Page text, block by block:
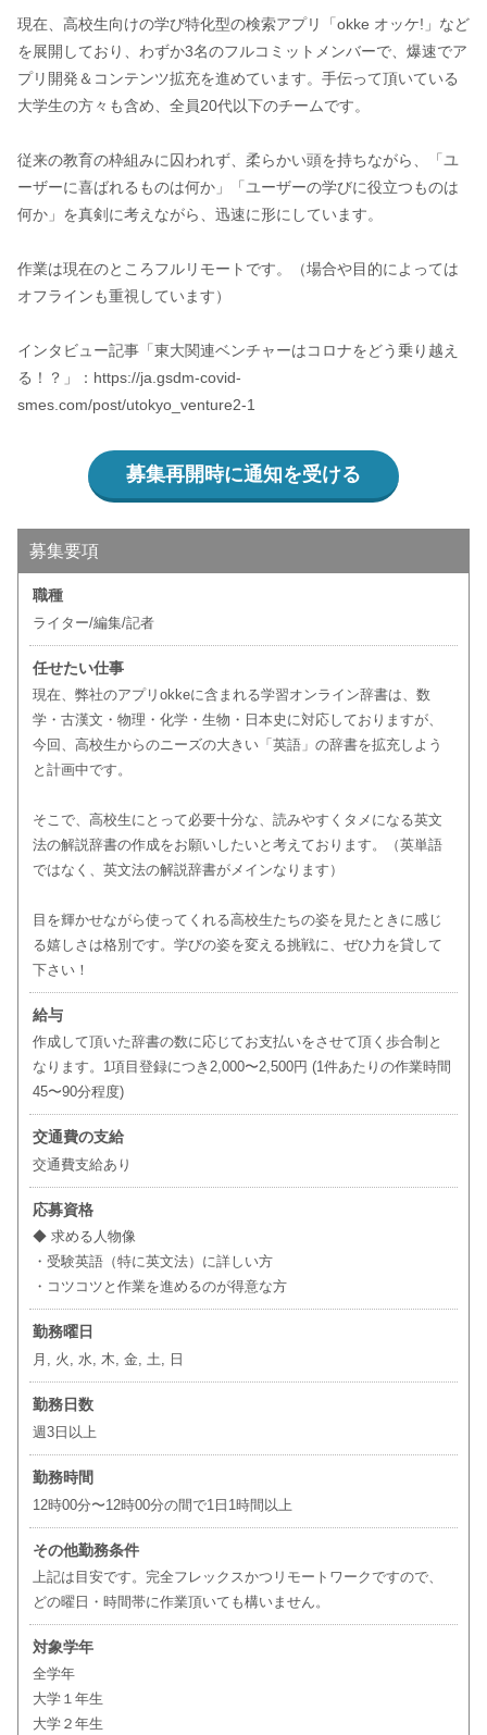
現在、高校生向けの学び特化型の検索アプリ「okke オッケ!」など
を展開しており、わずか3名のフルコミットメンバーで、爆速でア
プリ開発＆コンテンツ拡充を進めています。手伝って頂いている
大学生の方々も含め、全員20代以下のチームです。
従来の教育の枠組みに囚われず、柔らかい頭を持ちながら、「ユ
ーザーに喜ばれるものは何か」「ユーザーの学びに役立つものは
何か」を真剣に考えながら、迅速に形にしています。
作業は現在のところフルリモートです。（場合や目的によっては
オフラインも重視しています）
インタビュー記事「東大関連ベンチャーはコロナをどう乗り越え
る！？」：https://ja.gsdm-covid-
smes.com/post/utokyo_venture2-1
募集再開時に通知を受ける
募集要項
職種
ライター/編集/記者
任せたい仕事
現在、弊社のアプリokkeに含まれる学習オンライン辞書は、数
学・古漢文・物理・化学・生物・日本史に対応しておりますが、
今回、高校生からのニーズの大きい「英語」の辞書を拡充しよう
と計画中です。
そこで、高校生にとって必要十分な、読みやすくタメになる英文
法の解説辞書の作成をお願いしたいと考えております。（英単語
ではなく、英文法の解説辞書がメインなります）
目を輝かせながら使ってくれる高校生たちの姿を見たときに感じ
る嬉しさは格別です。学びの姿を変える挑戦に、ぜひ力を貸して
下さい！
給与
作成して頂いた辞書の数に応じてお支払いをさせて頂く歩合制と
なります。1項目登録につき2,000〜2,500円 (1件あたりの作業時間
45〜90分程度)
交通費の支給
交通費支給あり
応募資格
◆ 求める人物像
・受験英語（特に英文法）に詳しい方
・コツコツと作業を進めるのが得意な方
勤務曜日
月, 火, 水, 木, 金, 土, 日
勤務日数
週3日以上
勤務時間
12時00分〜12時00分の間で1日1時間以上
その他勤務条件
上記は目安です。完全フレックスかつリモートワークですので、
どの曜日・時間帯に作業頂いても構いません。
対象学年
全学年
大学１年生
大学２年生